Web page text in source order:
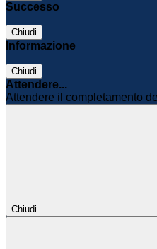
Successo
Chiudi
Informazione
Chiudi
Attendere...
Attendere il completamento
Chiudi